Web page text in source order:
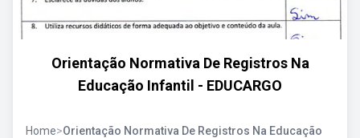
Orientação Normativa De Registros Na
Educação Infantil - EDUCARGO
Home>Orientação Normativa De Registros Na Educação